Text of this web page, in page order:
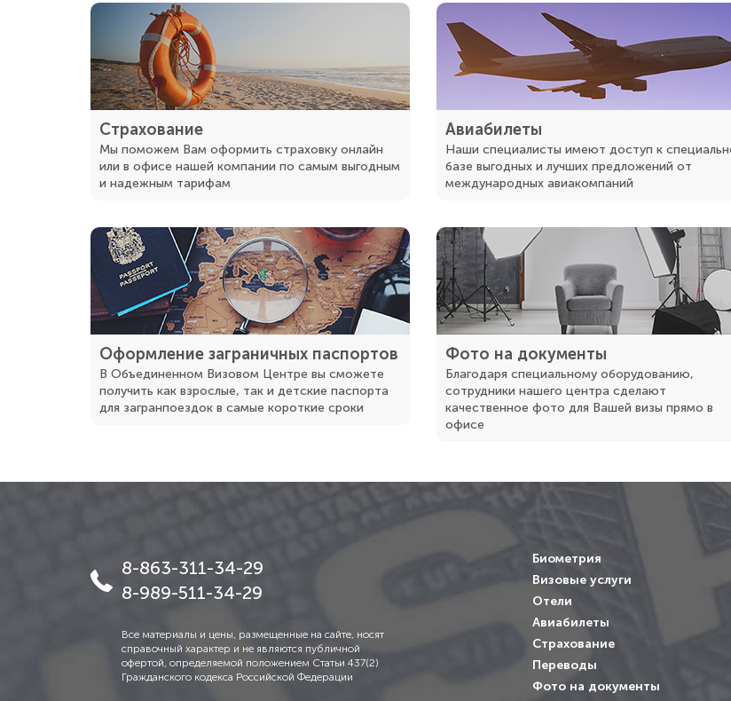
Страхование
Мы поможем Вам оформить страховку онлайн
или в офисе нашей компании по самым выгодным
и надежным тарифам
Авиабилеты
Наши специалисты имеют доступ к
базе выгодных и лучших предложений от
международных авиакомпаний
Оформление заграничных паспортов
В Объединенном Визовом Центре вы сможете
получить как взрослые, так и детские паспорта
для загранпоездок в самые короткие сроки
Фото на документы
Благодаря специальному оборудованию,
сотрудники нашего центра сделают
качественное фото для Вашей визы прямо в
офисе
8-863-311-34-29
8-989-511-34-29
Все материалы и цены, размещенные на сайте, носят
справочный характер и не являются публичной
офертой, определяемой положением Статьи 437(2)
Гражданского кодекса Российской Федерации
Биометрия
Визовые услуги
Отели
Авиабилеты
Страхование
Переводы
Фото на документы